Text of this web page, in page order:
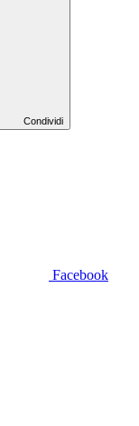
Condividi
Facebook